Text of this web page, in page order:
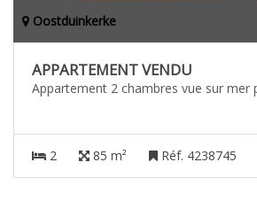
Oostduinkerke
APPARTEMENT VENDU
Appartement 2 chambres vue sur mer
2 85 m² Réf. 4238745